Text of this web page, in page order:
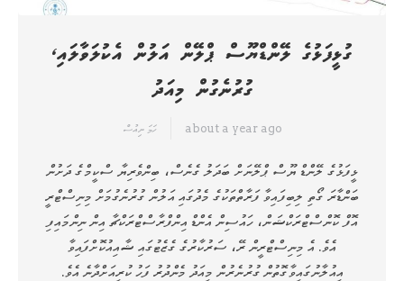
ގުޅީފަޅުގެ ލޭންޑްޔޫސް ޕްލޭން އަލުން އެކުލަވާލައި،
ގުރުނެގުން މިއަދު
ހަމަ ނިއުސް about a year ago
ޅީފަޅުގެ ލޭންޑް ޔޫސް ޕްލޭނަށް ބަދަލު ގެނެސް، ބިންވެރިޔާ ސްކީމްގެ ދަށުން
ބަންޑާރަ ގޯތި ލިބިފައިވާ ފަރާތްތަކުގެ މެދުގައި އަލުން ގުރުނެގުމަށް މިނިސްޓްރީ
އޮފް ކޮންސްޓްރަކްޝަން، ހައުސިން އެންޑް އިންފްރާސްޓްރަކްޗާ އިން ނިންމައިފި
އެވެ. އެ މިނިސްޓްރީން ރޭ، ސަރުކާރުގެ ގެޒެޓުގައި ޝާއިއުކޮށްފައިވާ
އިއުލާނުގައިވާގޮތުން ގުރުނެރުން މިއަދު މެންދުރު ފަހު ކުރިއަށްދާނެ އެވެ.